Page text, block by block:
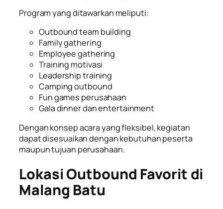
Program yang ditawarkan meliputi:
Outbound team building
Family gathering
Employee gathering
Training motivasi
Leadership training
Camping outbound
Fun games perusahaan
Gala dinner dan entertainment
Dengan konsep acara yang fleksibel, kegiatan
dapat disesuaikan dengan kebutuhan peserta
maupun tujuan perusahaan.
Lokasi Outbound Favorit di
Malang Batu